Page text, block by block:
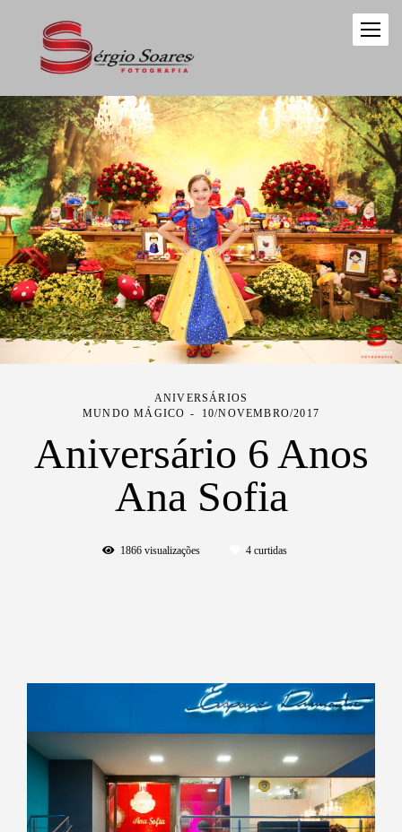
ANIVERSÁRIOS
MUNDO MÁGICO
10/NOVEMBRO/2017
Aniversário 6 Anos
Ana Sofia
1866visualizações 4curtidas